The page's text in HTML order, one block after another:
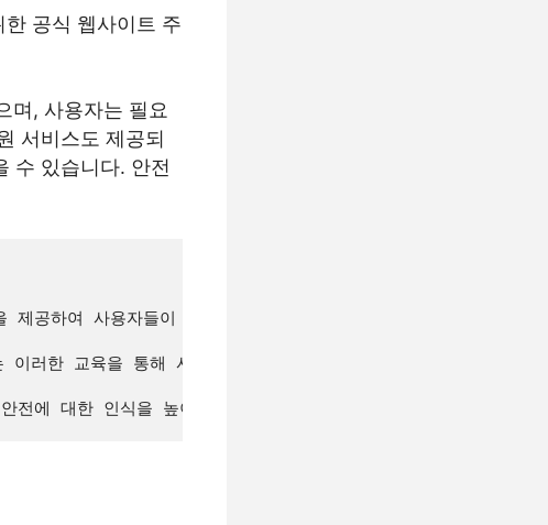
한 공식 웹사이트 주
며, 사용자는 필요
서비스도 제공되
수 있습니다. 안전
을 제공하여 사용자들이 안전 교육 자료에 쉽게 접근할 수 있도
러한 교육을 통해 사고를 예방하고 안전한 환경을 조성하는